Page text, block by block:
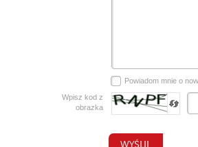
Powiadom mnie o
Wpisz kod z
obrazka